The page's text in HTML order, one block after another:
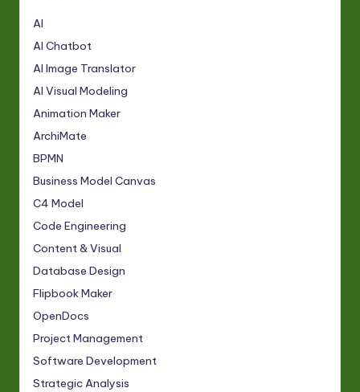
AI
AI Chatbot
AI Image Translator
AI Visual Modeling
Animation Maker
ArchiMate
BPMN
Business Model Canvas
C4 Model
Code Engineering
Content & Visual
Database Design
Flipbook Maker
OpenDocs
Project Management
Software Development
Strategic Analysis